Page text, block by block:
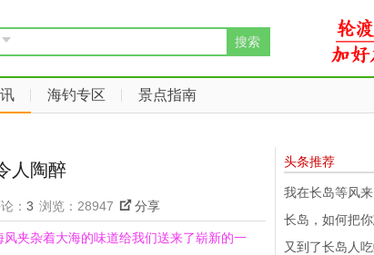
搜索
海钓专区 景点指南
人陶醉
： 3 浏览：28947 分享
夹杂着大海的味道给我们送来了崭新的一
头条推荐
我在长岛等风
长岛，如何把
又到了长岛人